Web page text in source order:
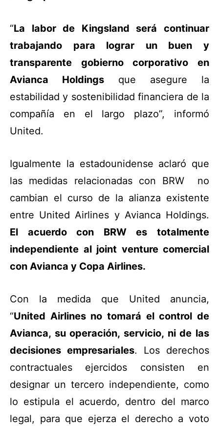
“La labor de Kingsland será continuar
trabajando para lograr un buen y
transparente gobierno corporativo en
Avianca Holdings que asegure la
estabilidad y sostenibilidad financiera de la
compañía en el largo plazo”, informó
United.
Igualmente la estadounidense aclaró que
las medidas relacionadas con BRW no
cambian el curso de la alianza existente
entre United Airlines y Avianca Holdings.
El acuerdo con BRW es totalmente
independiente al joint venture comercial
con Avianca y Copa Airlines.
Con la medida que United anuncia,
“United Airlines no tomará el control de
Avianca, su operación, servicio, ni de las
decisiones empresariales. Los derechos
contractuales ejercidos consisten en
designar un tercero independiente, como
lo estipula el acuerdo, dentro del marco
legal, para que ejerza el derecho a voto